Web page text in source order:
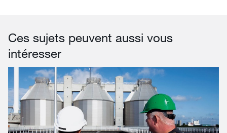
Ces sujets peuvent aussi vous
intéresser